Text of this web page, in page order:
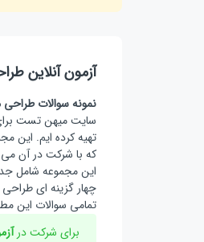
آزمون آنلاین
نمونه سوالات
سایت میهن تست
که با شرکت در آن می
این مجموعه شامل
چهار گزینه ای
تمامی سوالات این
برای شرکت در